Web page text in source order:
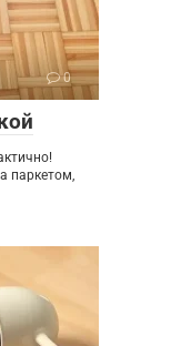
0
паркетом,